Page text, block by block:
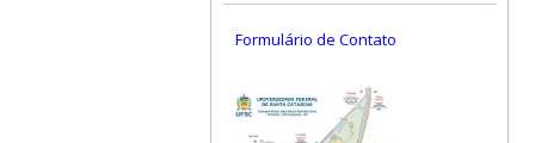
Formulário de Contato